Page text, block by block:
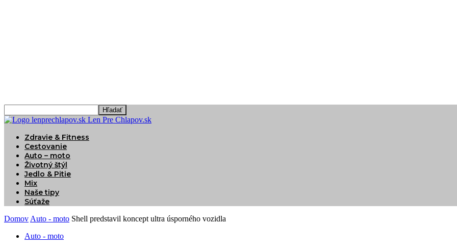
Len Pre Chlapov.sk
Zdravie & Fitness
Cestovanie
Auto – moto
Životný štýl
Jedlo & Pitie
Mix
Naše tipy
Súťaže
Domov Auto - moto Shell predstavil koncept ultra úsporného vozidla
Auto - moto